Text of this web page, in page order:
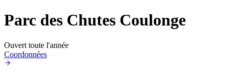
Parc des Chutes Coulonge
Ouvert toute l'année
Coordonnées